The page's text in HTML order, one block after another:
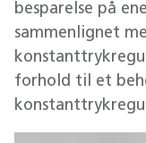
besparelse på
sammenlignet
forhold til et